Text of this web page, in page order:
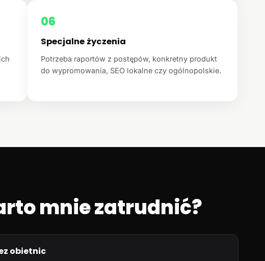
06
Specjalne życzenia
Potrzeba raportów z postępów, konkretny produkt
do wypromowania, SEO lokalne czy ogólnopolskie.
mnie zatrudnić?
obietnic